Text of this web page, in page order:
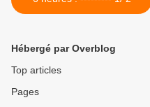
Hébergé par Overblog
Top articles
Pages